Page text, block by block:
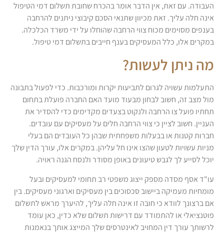
העבודה. עם זאת, אין הדבר אומר בהכרח שחובת תשלום דמי הטיפול
אינה חלה עליך. זאת מכיוון שתנאי הסכם קיבוצי ניתנים להרחבה
בענפים מסוימים מכוח צווי הרחבה שהוחלו על ידי משרד הכלכלה.
במקרים אלו, כלל המעסיקים בענף חייבים בתשלום דמי טיפול.
מה ניתן לעשות?
התעלמות עשויה לגרום לתביעות יקרות ומורכבות. כדי לפעול בתבונה
מול מצב זה, חשוב לבחון מבעוד מועד האם החברה פועלת בתחום
תחתיו פועל צו הרחבה ולנקוט בצעדים מקדימים כדי להסדיר את
העניין. חשוב לציין כי צווי הרחבה חלים על מעסיקים עם עובדים.
חברות קטנות או בבעלות משפחתית שבהן כל העובדים הם בעלי
מניות עשויות לטעון שהצו אינו חל עליהן. במקרים אלו, עורך הדין שלך
יוכל לסייע לך לגבש טיעונים באופן מסודר ולנסח הגנה ראויה.
עו"ד אסף מסדה מספק ייצוג משפטי רב תחומי למעסיקים ובעל
מומחיות מעמיקה ביישוב סכסוכים בין מעסיקים וארגוני מעסיקים. בין
אם ברצונך לוודא כי חובה זו אינה חלה עליך, להיערך מראש לתשלום
פוטנציאלי או להתמודד עם דרישות תשלום שלא כדין, כאן עומד
לרשותך עורך דין המחויב לאינטרסים שלך המייצג אותך בנאמנות